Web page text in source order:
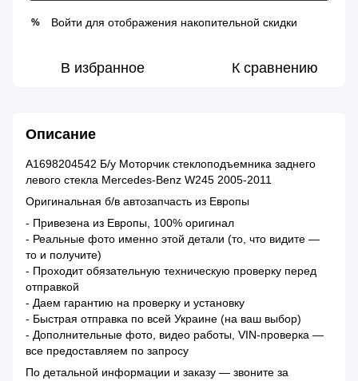
% Войти для отображения накопительной скидки
В избранное К сравнению
Описание
A1698204542 Б/у Моторчик стеклоподъемника заднего
левого стекла Mercedes-Benz W245 2005-2011
Оригинальная б/в автозапчасть из Европы
- Привезена из Европы, 100% оригинал
- Реальные фото именно этой детали (то, что видите —
то и получите)
- Проходит обязательную техническую проверку перед
отправкой
- Даем гарантию на проверку и установку
- Быстрая отправка по всей Украине (на ваш выбор)
- Дополнительные фото, видео работы, VIN-проверка —
все предоставляем по запросу
По детальной информации и заказу — звоните за